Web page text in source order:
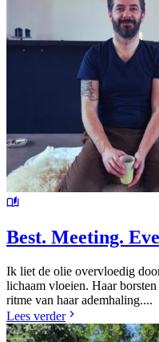
Best. Meeting.
Ik liet de olie overvloedig
lichaam vloeien. Haar
ritme van haar ademhaling....
Lees verder